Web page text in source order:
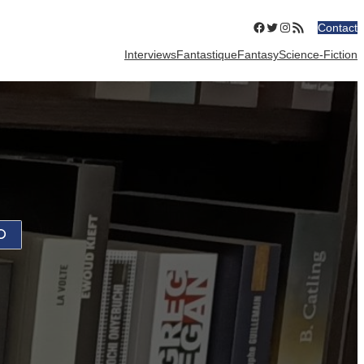
Facebook
Twitter
Instagram
Flux RSSContact
InterviewsFantastiqueFantasyScience-Fiction